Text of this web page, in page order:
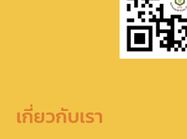
เกี่ยวกับเรา